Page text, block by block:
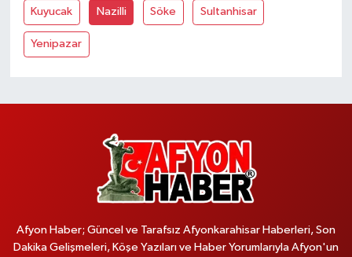
Kuyucak Nazilli Söke Sultanhisar
Yenipazar
Afyon Haber; Güncel ve Tarafsız Afyonkarahisar Haberleri, Son
Dakika Gelişmeleri, Köşe Yazıları ve Haber Yorumlarıyla Afyon'un